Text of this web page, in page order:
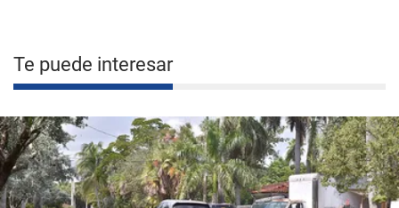
Te puede interesar